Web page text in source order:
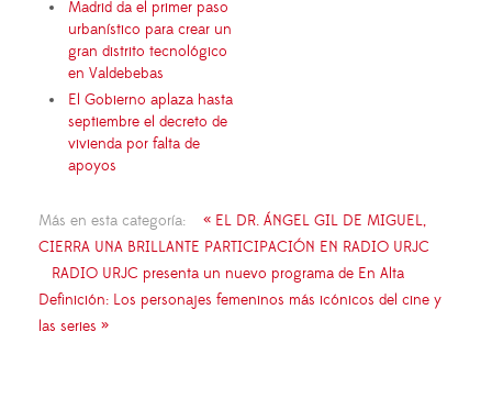
Madrid da el primer paso
urbanístico para crear un
gran distrito tecnológico
en Valdebebas
El Gobierno aplaza hasta
septiembre el decreto de
vivienda por falta de
apoyos
Más en esta categoría:
« EL DR. ÁNGEL GIL DE MIGUEL,
CIERRA UNA BRILLANTE PARTICIPACIÓN EN RADIO URJC
RADIO URJC presenta un nuevo programa de En Alta
Definición: Los personajes femeninos más icónicos del cine y
las series »